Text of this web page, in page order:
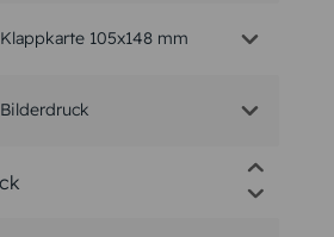
Klappkarte 105x148 mm
Bilderdruck